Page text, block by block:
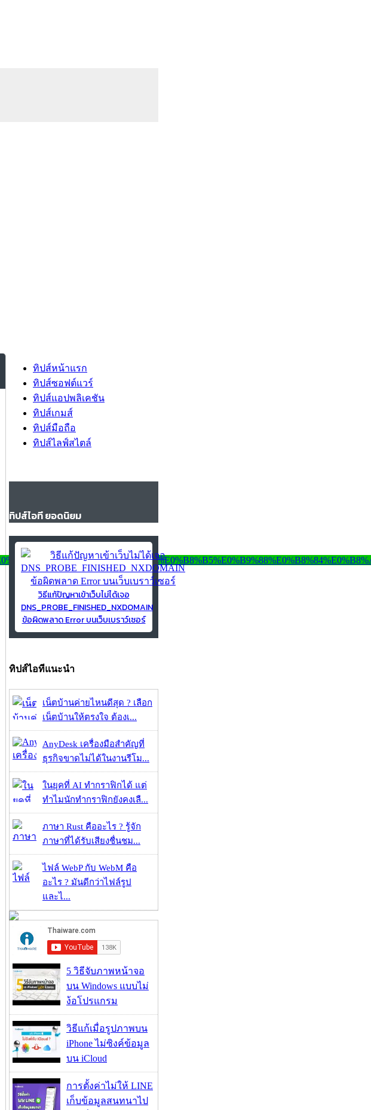
ทิปส์หน้าแรก
ทิปส์ซอฟต์แวร์
ทิปส์แอปพลิเคชัน
ทิปส์เกมส์
ทิปส์มือถือ
ทิปส์ไลฟ์สไตล์
ทิปส์ไอที ยอดนิยม
วิธีแก้ปัญหาเข้าเว็บไม่ได้เจอ
DNS_PROBE_FINISHED_NXDOMAIN
ข้อผิดพลาด Error บนเว็บเบราว์เซอร์
ทิปส์ไอทีแนะนำ
เน็ตบ้านค่ายไหนดีสุด ? เลือก
เน็ตบ้านให้ตรงใจ ต้องเ...
AnyDesk เครื่องมือสำคัญที่
ธุรกิจขาดไม่ได้ในงานรีโม...
ในยุคที่ AI ทำกราฟิกได้ แต่
ทำไมนักทำกราฟิกยังคงเลื...
ภาษา Rust คืออะไร ? รู้จัก
ภาษาที่ได้รับเสียงชื่นชม...
ไฟล์ WebP กับ WebM คือ
อะไร ? มันดีกว่าไฟล์รูป
และไ...
5 วิธีจับภาพหน้าจอ
บน Windows แบบไม่
ง้อโปรแกรม
วิธีแก้เมื่อรูปภาพบน
iPhone ไม่ซิงค์ข้อมูล
บน iCloud
การตั้งค่าไม่ให้ LINE
เก็บข้อมูลสนทนาไป